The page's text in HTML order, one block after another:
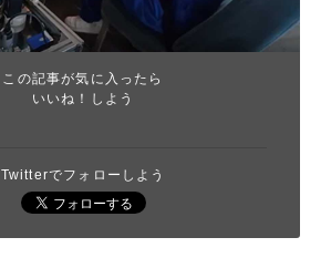
この記事が気に入ったら
いいね！しよう
Twitterでフォローしよう